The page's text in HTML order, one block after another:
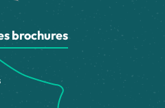
brochures